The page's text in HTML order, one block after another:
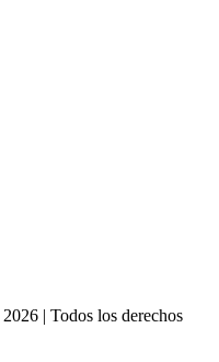
2026 |Todos los derechos